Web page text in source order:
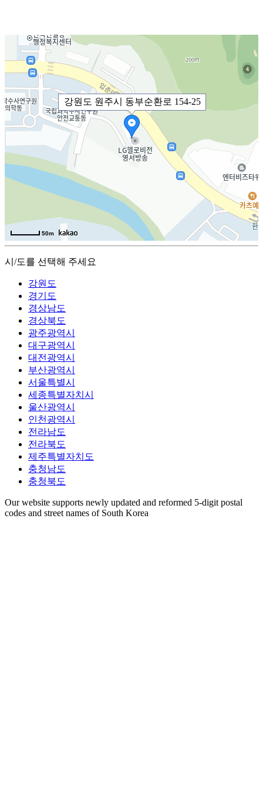
강원도 원주시 동부순환로 154-25
50m
시/도를 선택해 주세요
강원도
경기도
경상남도
경상북도
광주광역시
대구광역시
대전광역시
부산광역시
서울특별시
세종특별자치시
울산광역시
인천광역시
전라남도
전라북도
제주특별자치도
충청남도
충청북도
Our website supports newly updated and reformed 5-digit postal
codes and street names of South Korea